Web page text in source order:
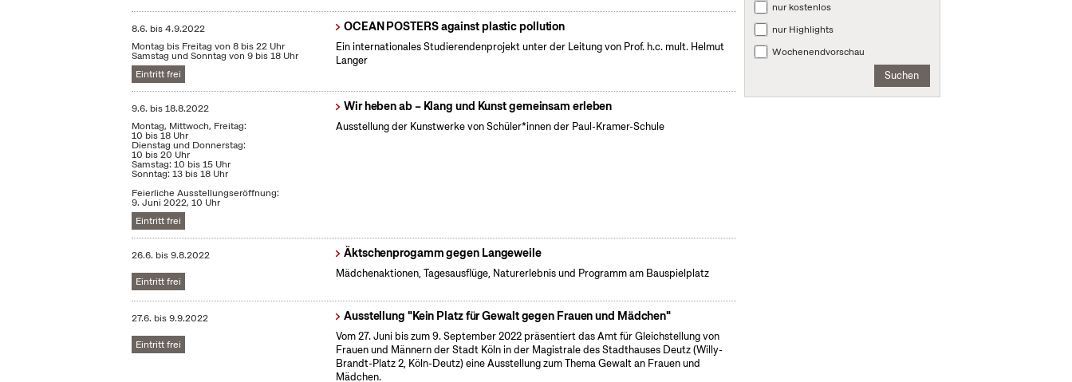
8.6. bis4.9.2022
Montag bis Freitag von 8 bis 22 Uhr
Samstag und Sonntag von 9 bis 18 Uhr
Eintritt frei
OCEAN POSTERS against plastic pollution
Ein internationales Studierendenprojekt unter der Leitung von Prof. h.c. mult. Helmut
Langer
9.6. bis18.8.2022
Montag, Mittwoch, Freitag:
10 bis 18 Uhr
Dienstag und Donnerstag:
10 bis 20 Uhr
Samstag: 10 bis 15 Uhr
Sonntag: 13 bis 18 Uhr
Feierliche Ausstellungseröffnung:
9. Juni 2022, 10 Uhr
Eintritt frei
Wir heben ab – Klang und Kunst gemeinsam erleben
Ausstellung der Kunstwerke von Schüler*innen der Paul-Kramer-Schule
26.6. bis9.8.2022
Eintritt frei
Äktschenprogamm gegen Langeweile
Mädchenaktionen, Tagesausflüge, Naturerlebnis und Programm am Bauspielplatz
27.6. bis9.9.2022
Eintritt frei
Ausstellung "Kein Platz für Gewalt gegen Frauen und Mädchen"
Vom 27. Juni bis zum 9. September 2022 präsentiert das Amt für Gleichstellung von
Frauen und Männern der Stadt Köln in der Magistrale des Stadthauses Deutz (Willy-
Brandt-Platz 2, Köln-Deutz) eine Ausstellung zum Thema Gewalt an Frauen und
Mädchen.
nur kostenlos
nur Highlights
Wochenendvorschau
Suchen